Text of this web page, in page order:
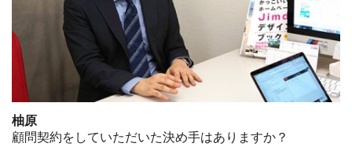
柚原
顧問契約をしていただいた決め手はありますか？